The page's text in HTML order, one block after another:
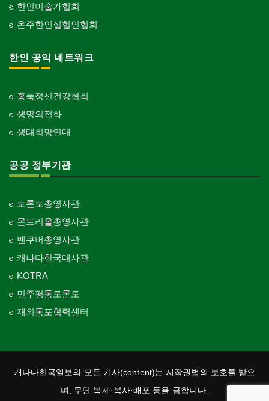
한인미술가협회
온주한인실협인협회
한인 공익 네트워크
홍푹정신건강협회
생명의전화
생태희망연대
공공 정부기관
토론토총영사관
몬트리올총영사관
벤쿠버총영사관
캐나다한국대사관
KOTRA
민주평통토론토
재외통포협력센터
캐나다한국일보의 모든 기사(content)는 저작권법의 보호를 받으
며, 무단 복제·복사·배포 등을 금합니다.